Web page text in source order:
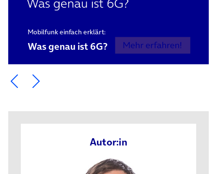
Mobilfunk einfach erklärt:
Was genau ist 6G?
Ein Element zurück blättern
Ein Element weiter blättern
Autor:in